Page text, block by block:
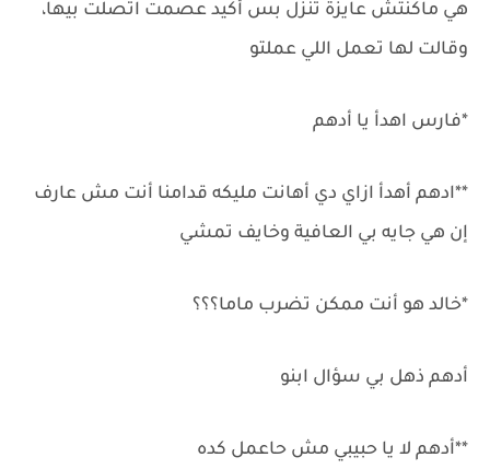
هي ماكنتش عايزة تنزل بس أكيد عصمت اتصلت بيها،
وقالت لها تعمل اللي عملتو
*فارس اهدأ يا أدهم
**ادهم أهدأ ازاي دي أهانت مليكه قدامنا أنت مش عارف
إن هي جايه بي العافية وخايف تمشي
*خالد هو أنت ممكن تضرب ماما؟؟؟
أدهم ذهل بي سؤال ابنو
**أدهم لا يا حبيبي مش حاعمل كده